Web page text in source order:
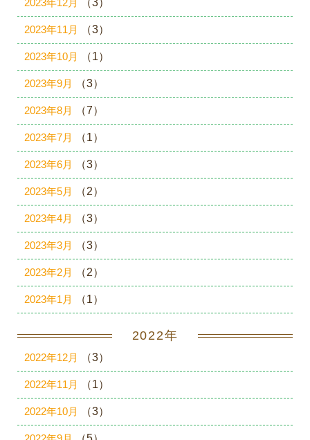
2023年12月 （3）
2023年11月 （3）
2023年10月 （1）
2023年9月 （3）
2023年8月 （7）
2023年7月 （1）
2023年6月 （3）
2023年5月 （2）
2023年4月 （3）
2023年3月 （3）
2023年2月 （2）
2023年1月 （1）
2022年
2022年12月 （3）
2022年11月 （1）
2022年10月 （3）